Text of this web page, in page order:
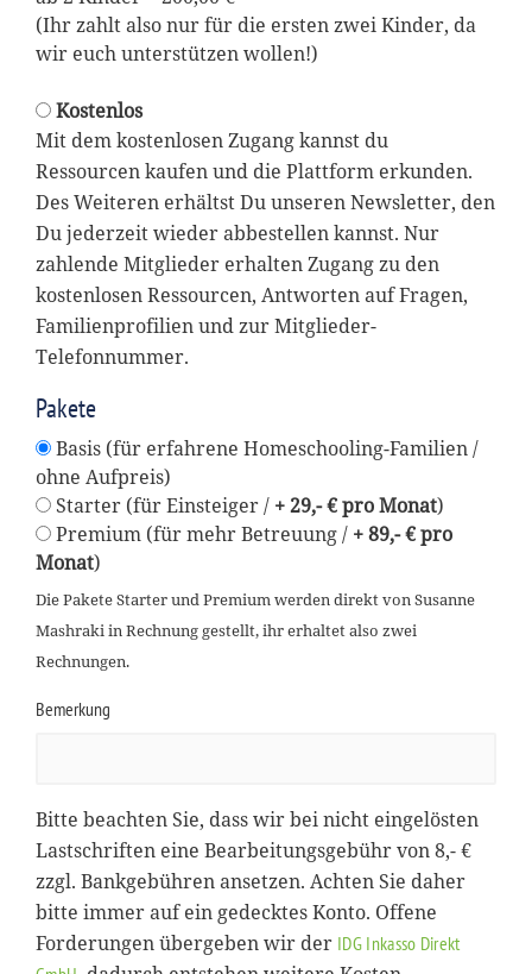
(Ihr zahlt also nur für die ersten zwei Kinder, da
wir euch unterstützen wollen!)
Kostenlos
Mit dem kostenlosen Zugang kannst du
Ressourcen kaufen und die Plattform erkunden.
Des Weiteren erhältst Du unseren Newsletter, den
Du jederzeit wieder abbestellen kannst. Nur
zahlende Mitglieder erhalten Zugang zu den
kostenlosen Ressourcen, Antworten auf Fragen,
Familienprofilien und zur Mitglieder-
Telefonnummer.
Pakete
Basis (für erfahrene Homeschooling-Familien /
ohne Aufpreis)
Starter (für Einsteiger / + 29,- € pro Monat)
Premium (für mehr Betreuung / + 89,- € pro
Monat)
Die Pakete Starter und Premium werden direkt von Susanne
Mashraki in Rechnung gestellt, ihr erhaltet also zwei
Rechnungen.
Bemerkung
Bitte beachten Sie, dass wir bei nicht eingelösten
Lastschriften eine Bearbeitungsgebühr von 8,- €
zzgl. Bankgebühren ansetzen. Achten Sie daher
bitte immer auf ein gedecktes Konto. Offene
Forderungen übergeben wir der IDG Inkasso Direkt